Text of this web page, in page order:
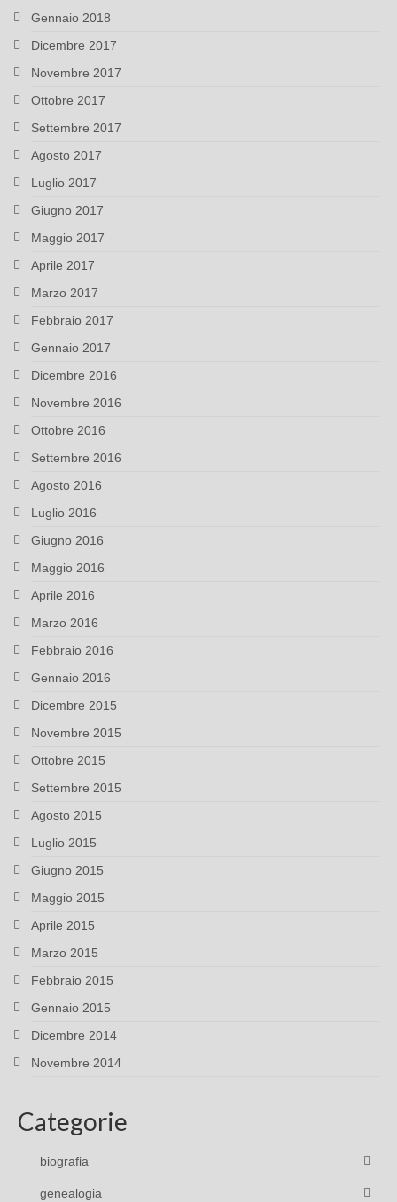
Gennaio 2018
Dicembre 2017
Novembre 2017
Ottobre 2017
Settembre 2017
Agosto 2017
Luglio 2017
Giugno 2017
Maggio 2017
Aprile 2017
Marzo 2017
Febbraio 2017
Gennaio 2017
Dicembre 2016
Novembre 2016
Ottobre 2016
Settembre 2016
Agosto 2016
Luglio 2016
Giugno 2016
Maggio 2016
Aprile 2016
Marzo 2016
Febbraio 2016
Gennaio 2016
Dicembre 2015
Novembre 2015
Ottobre 2015
Settembre 2015
Agosto 2015
Luglio 2015
Giugno 2015
Maggio 2015
Aprile 2015
Marzo 2015
Febbraio 2015
Gennaio 2015
Dicembre 2014
Novembre 2014
Categorie
biografia
genealogia